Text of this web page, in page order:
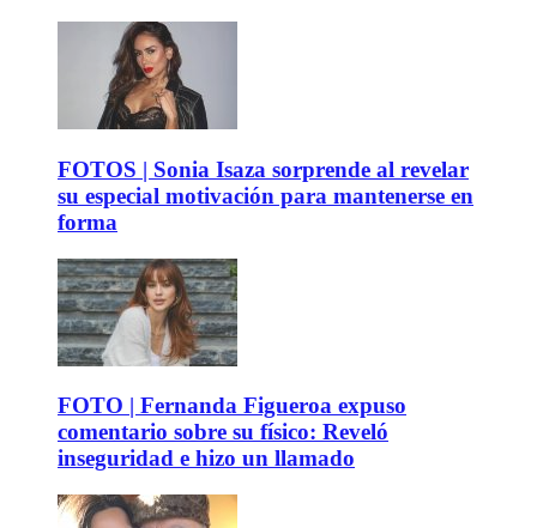
FOTOS | Sonia Isaza sorprende al revelar
su especial motivación para mantenerse en
forma
FOTO | Fernanda Figueroa expuso
comentario sobre su físico: Reveló
inseguridad e hizo un llamado